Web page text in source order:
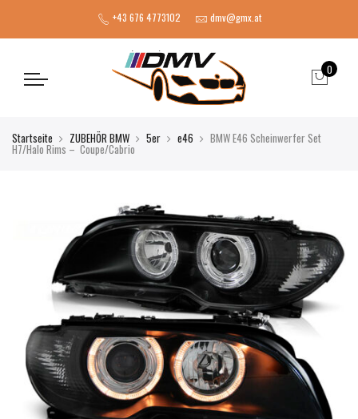
+43 676 4773102 dmv@gmx.at
0
Startseite ZUBEHÖR BMW 5er e46 BMW E46 Scheinwerfer Set
H7/Halo Rims – Coupe/Cabrio